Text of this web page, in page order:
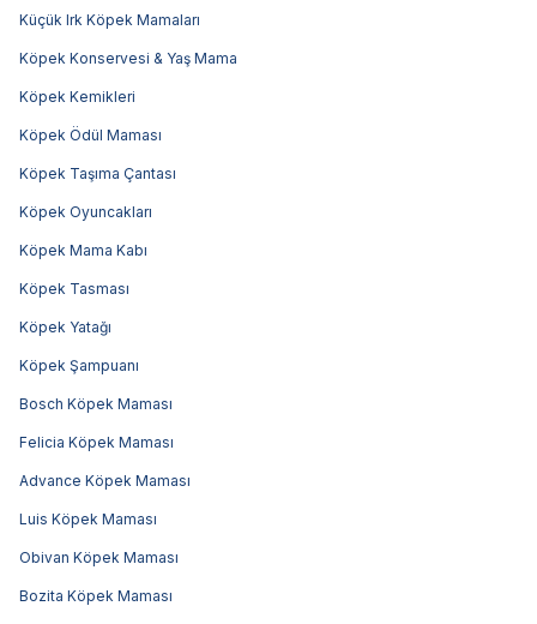
Küçük Irk Köpek Mamaları
Köpek Konservesi & Yaş Mama
Köpek Kemikleri
Köpek Ödül Maması
Köpek Taşıma Çantası
Köpek Oyuncakları
Köpek Mama Kabı
Köpek Tasması
Köpek Yatağı
Köpek Şampuanı
Bosch Köpek Maması
Felicia Köpek Maması
Advance Köpek Maması
Luis Köpek Maması
Obivan Köpek Maması
Bozita Köpek Maması